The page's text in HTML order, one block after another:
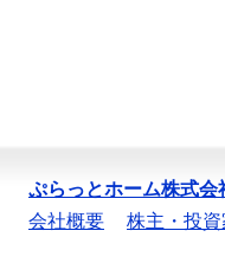
ぷらっとホーム株式会
会社概要
株主・投資